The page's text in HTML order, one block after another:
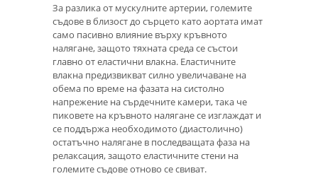
За разлика от мускулните артерии, големите
съдове в близост до сърцето като аортата имат
само пасивно влияние върху кръвното
налягане, защото тяхната среда се състои
главно от еластични влакна. Еластичните
влакна предизвикват силно увеличаване на
обема по време на фазата на систолно
напрежение на сърдечните камери, така че
пиковете на кръвното налягане се изглаждат и
се поддържа необходимото (диастолично)
остатъчно налягане в последващата фаза на
релаксация, защото еластичните стени на
големите съдове отново се свиват.